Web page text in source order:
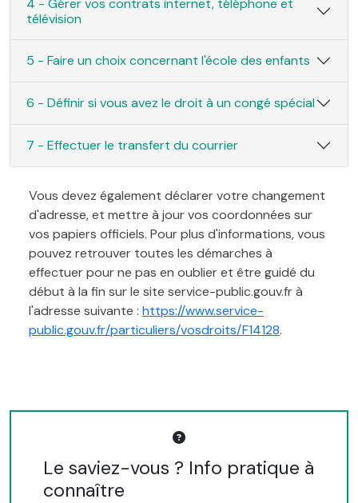
4 - Gérer vos contrats internet, téléphone et
télévision
5 - Faire un choix concernant l'école des enfants
6 - Définir si vous avez le droit à un congé spécial
7 - Effectuer le transfert du courrier
Vous devez également déclarer votre changement
d'adresse, et mettre à jour vos coordonnées sur
vos papiers officiels. Pour plus d'informations, vous
pouvez retrouver toutes les démarches à
effectuer pour ne pas en oublier et être guidé du
début à la fin sur le site service-public.gouv.fr à
l'adresse suivante : https://www.service-
public.gouv.fr/particuliers/vosdroits/F14128.
Le saviez-vous ? Info pratique à
connaître